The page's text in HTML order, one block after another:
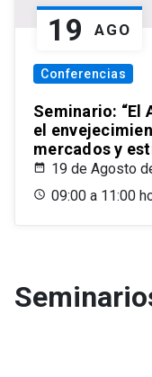
19 AGO
Conferencias
Seminario: “El
el
mercados y
19 de Agosto
09:00 a 11:00